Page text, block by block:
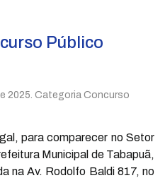
Público
2025 . Categoria Concurso
para comparecer no Setor
Municipal de Tabapuã,
na Av. Rodolfo Baldi 817, no